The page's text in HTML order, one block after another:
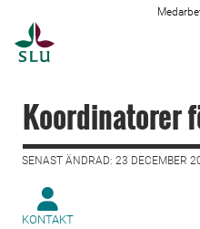
Koordinatorer
SENAST ÄNDRAD: 23 DECEMBER
KONTAKT